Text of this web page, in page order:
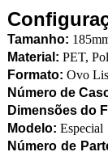
Tamanho:
Material: PET,
Formato: Ovo
Número de
Dimensões do
Modelo: Especial
Número de